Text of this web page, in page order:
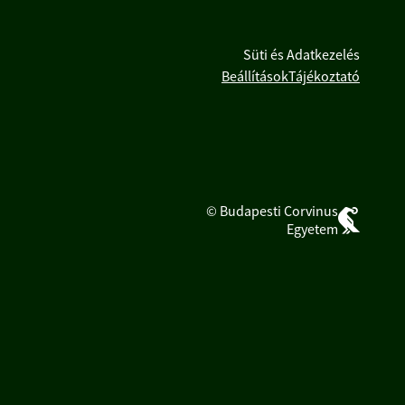
Süti és Adatkezelés
BeállításokTájékoztató
© Budapesti Corvinus
Egyetem